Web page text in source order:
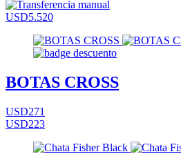
USD5.520
BOTAS CROSS
USD271
USD223